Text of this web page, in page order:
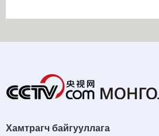
Хамтрагч байгууллага